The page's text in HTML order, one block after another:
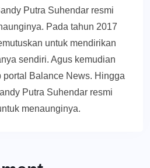
Putra Suhendar resmi
Pada tahun 2017
untuk mendirikan
sendiri. Agus kemudian
portal Balance News. Hingga
Putra Suhendar resmi
menaunginya.